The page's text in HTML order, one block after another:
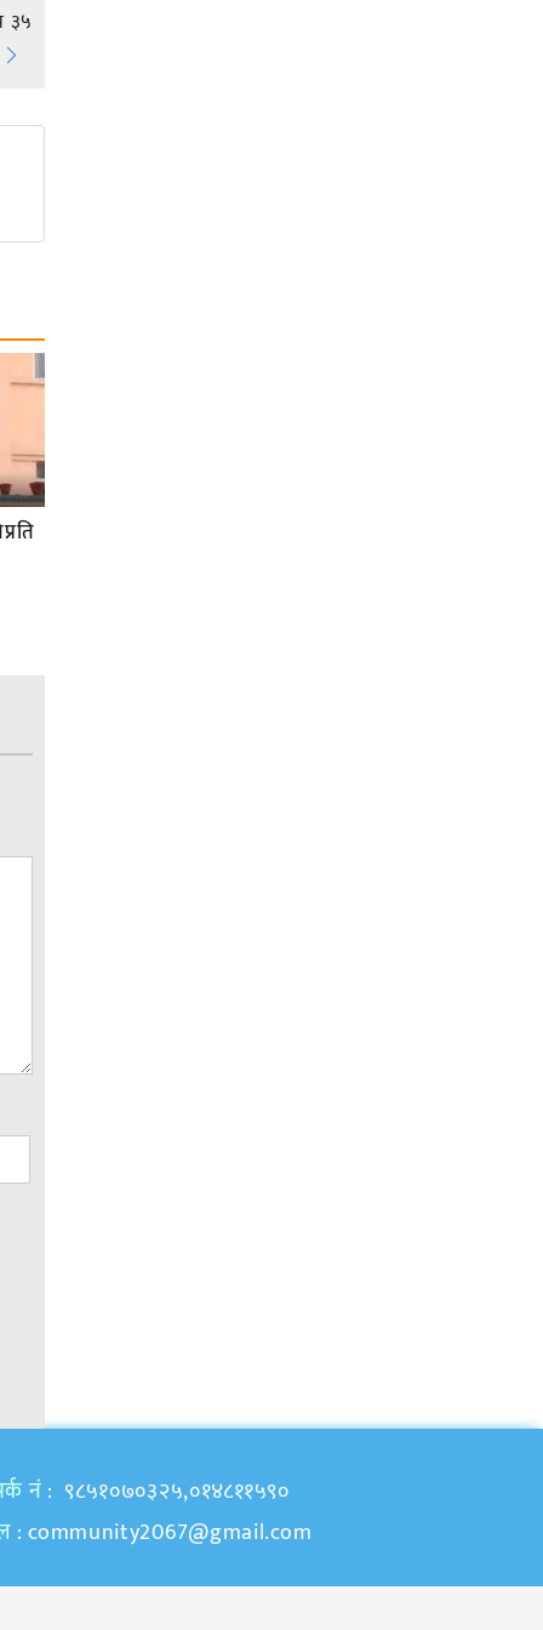
३५
नं : ९८५१०७०३२५,०१४८११५९०
:community2067@gmail.com